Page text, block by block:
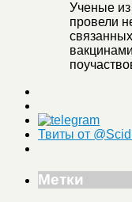
Ученые
провели
Твиты от
Метки